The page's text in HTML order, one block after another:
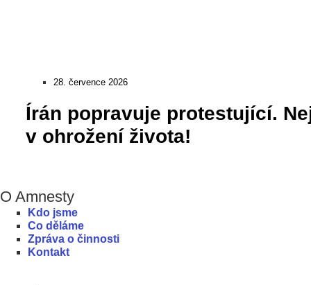
28. července 2026
Írán popravuje protestující.
v ohrožení života!
O Amnesty
Kdo jsme
Co děláme
Zpráva o činnosti
Kontakt